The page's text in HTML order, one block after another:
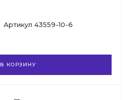
Артикул 43559-10-6
В КОРЗИНУ